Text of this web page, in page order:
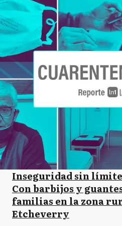
Inseguridad sin
Con barbijos y
familias en la zona
Etcheverry